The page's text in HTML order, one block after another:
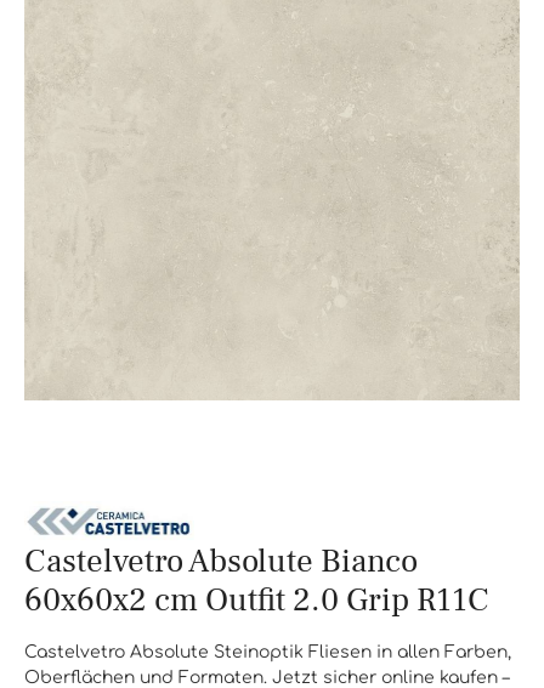
Castelvetro Absolute Bianco
60x60x2 cm Outfit 2.0 Grip R11C
Castelvetro Absolute Steinoptik Fliesen in allen Farben,
Oberflächen und Formaten. Jetzt sicher online kaufen –